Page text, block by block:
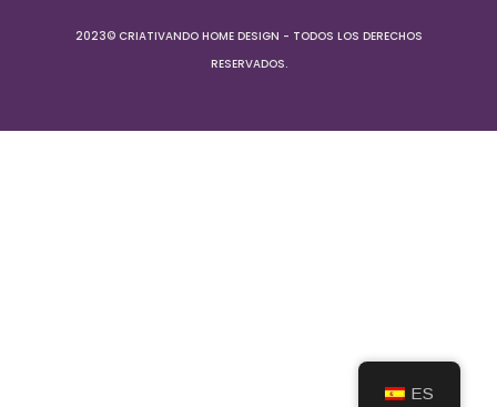
2023© CRIATIVANDO HOME DESIGN - TODOS LOS DERECHOS
RESERVADOS.
ES